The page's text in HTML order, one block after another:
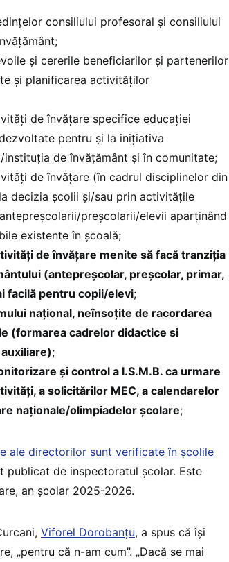
consiliului profesoral și consiliului
și cererile beneficiarilor și partenerilor
și planificarea activităților
de învățare specifice educației
pentru și la inițiativa
de învățământ și în comunitate;
de învățare (în cadrul disciplinelor din
decizia școlii și/sau prin activitățile
preșcolarii/elevii aparținând
existente în școală;
de învățare menite să facă tranziția
(antepreșcolar, preșcolar, primar,
facilă pentru copii/elevi;
național, neînsoţite de racordarea
(formarea cadrelor didactice si
;
şi control a I.S.M.B. ca urmare
a solicitărilor MEC, a calendarelor
naţionale/olimpiadelor şcolare;
ale directorilor sunt verificate în școlile
publicat de inspectoratul școlar. Este
an școlar 2025-2026.
Viforel Dorobanțu, a spus că își
„pentru că n-am cum”. „Dacă se mai